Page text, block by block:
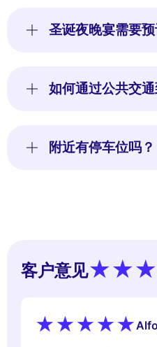
圣诞夜晚宴需要预
如何通过公共交
附近有停车位吗？
客户意见